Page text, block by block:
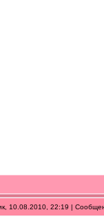
10.08.2010, 22:19 |